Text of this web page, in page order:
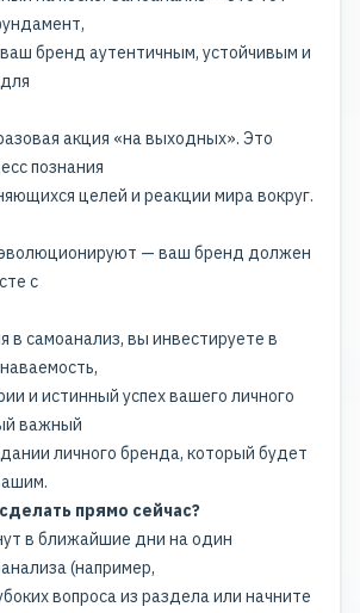
бренд аутентичным, устойчивым и
акция «на выходных». Это
познания
целей и реакции мира вокруг.
эволюционируют — ваш бренд должен
с
в самоанализ, вы инвестируете в
,
и истинный успех вашего личного
важный
личного бренда, который будет
прямо сейчас?
в ближайшие дни на один
(например,
вопроса из раздела или начните